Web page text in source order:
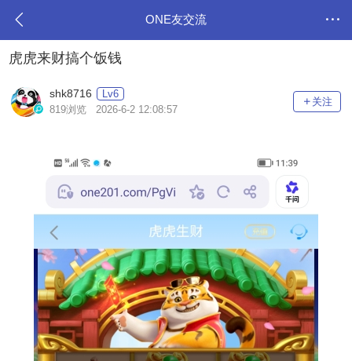
ONE友交流
虎虎来财搞个饭钱
shk8716
Lv6
819浏览 2026-6-2 12:08:57
关注